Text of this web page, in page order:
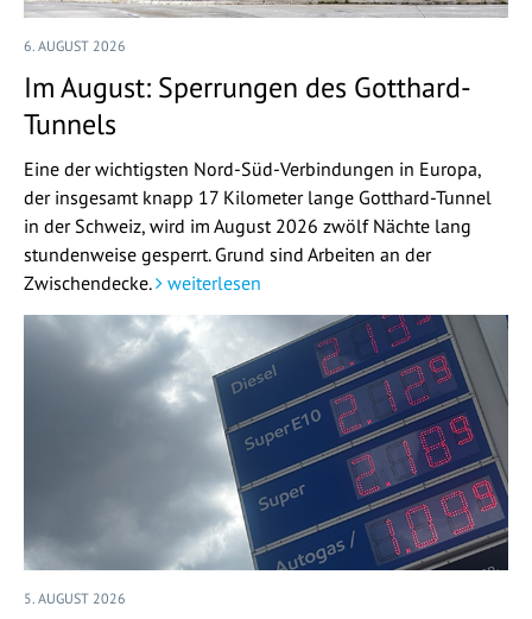
6. AUGUST 2026
Im August: Sperrungen des Gotthard-
Tunnels
Eine der wichtigsten Nord-Süd-Verbindungen in Europa,
der insgesamt knapp 17 Kilometer lange Gotthard-Tunnel
in der Schweiz, wird im August 2026 zwölf Nächte lang
stundenweise gesperrt. Grund sind Arbeiten an der
Zwischendecke.
weiterlesen
5. AUGUST 2026